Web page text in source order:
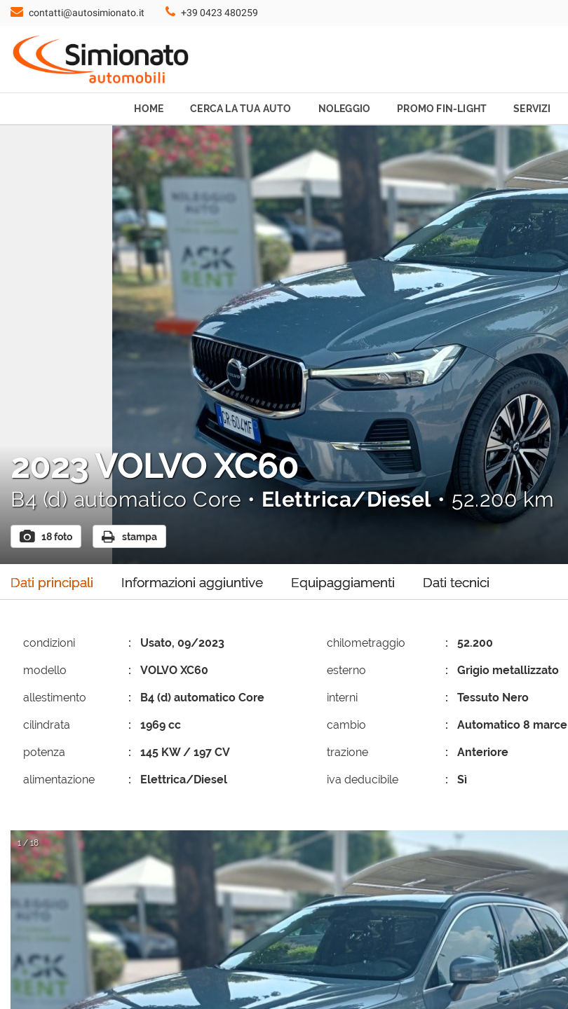
HOME
CERCA LA TUA AUTO
contatti@autosimionato.it +39 0423 480259
HOME CERCA LA TUA AUTO NOLEGGIO PROMO FIN-LIGHT SERVIZI
2023VOLVO XC60
B4 (d) automatico Core • Elettrica/Diesel• 52.200 km
18 foto stampa
Dati principali Informazioni aggiuntive Equipaggiamenti Dati tecnici
condizioni Usato, 09/2023
modello VOLVO XC60
allestimento B4 (d) automatico Core
cilindrata 1969 cc
potenza 145 KW / 197 CV
alimentazione Elettrica/Diesel
chilometraggio 52.200
esterno Grigio metallizzato
interni Tessuto Nero
cambio Automatico 8 marce
trazione Anteriore
iva deducibile Sì
1 / 18